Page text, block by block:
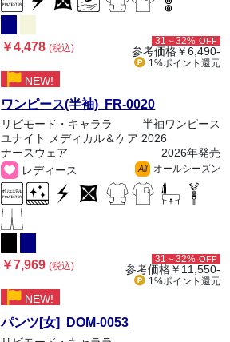
￥4,478(税込)
31～32% OFF
参考価格￥6,490-
1%ポイント 還元
NEW!
ワンピース(半袖) FR-0020
リビモード・キャララ
半袖ワンピース
ユナイト メディカル＆ケア 2026
ナースウェア
2026年発売
レディース
All オールシーズン
￥7,969(税込)
31～32% OFF
参考価格￥11,550-
1%ポイント 還元
NEW!
パンツ[女] DOM-0053